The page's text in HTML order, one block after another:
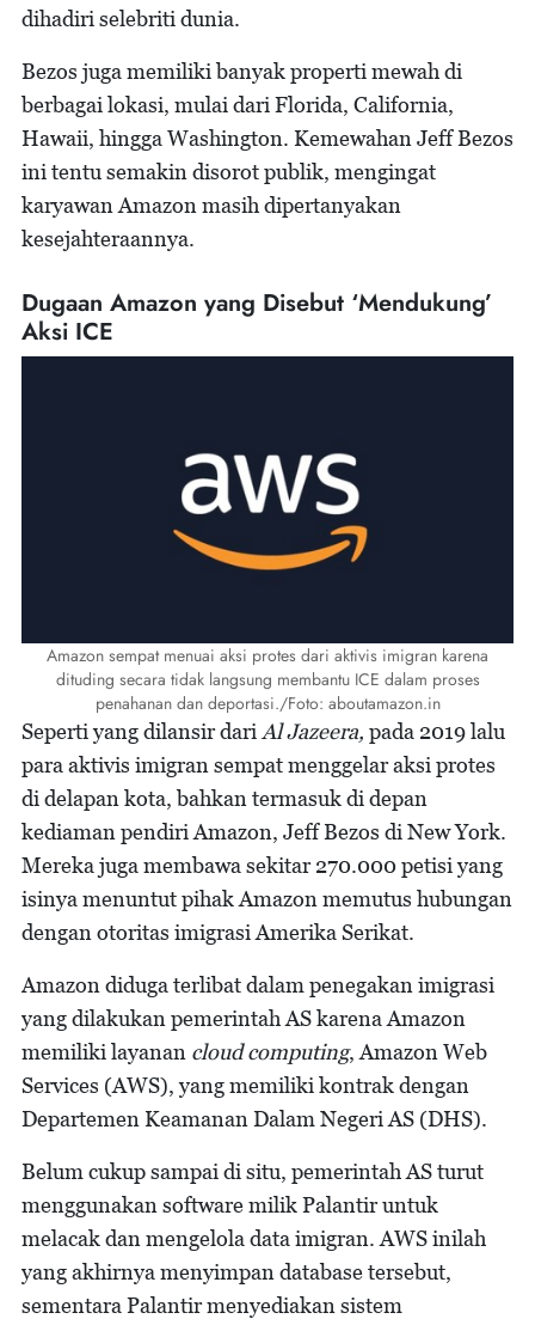
dihadiri selebriti dunia.
Bezos juga memiliki banyak properti mewah di
berbagai lokasi, mulai dari Florida, California,
Hawaii, hingga Washington. Kemewahan Jeff Bezos
ini tentu semakin disorot publik, mengingat
karyawan Amazon masih dipertanyakan
kesejahteraannya.
Dugaan Amazon yang Disebut ‘Mendukung’
Aksi ICE
Amazon sempat menuai aksi protes dari aktivis imigran karena
dituding secara tidak langsung membantu ICE dalam proses
penahanan dan deportasi./Foto: aboutamazon.in
Seperti yang dilansir dariAl Jazeera, pada 2019 lalu
para aktivis imigran sempat menggelar aksi protes
di delapan kota, bahkan termasuk di depan
kediaman pendiri Amazon, Jeff Bezos di New York.
Mereka juga membawa sekitar 270.000 petisi yang
isinya menuntut pihak Amazon memutus hubungan
dengan otoritas imigrasi Amerika Serikat.
Amazon diduga terlibat dalam penegakan imigrasi
yang dilakukan pemerintah AS karena Amazon
memiliki layanan cloud computing, Amazon Web
Services (AWS), yang memiliki kontrak dengan
Departemen Keamanan Dalam Negeri AS (DHS).
Belum cukup sampai di situ, pemerintah AS turut
menggunakan software milik Palantir untuk
melacak dan mengelola data imigran. AWS inilah
yang akhirnya menyimpan database tersebut,
sementara Palantir menyediakan sistem